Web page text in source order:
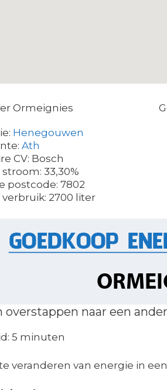
Ormeignies
Henegouwen
Ath
CV: Bosch
33,30%
postcode: 7802
2700 liter
overstappen naar een
5 minuten
veranderen van energie in